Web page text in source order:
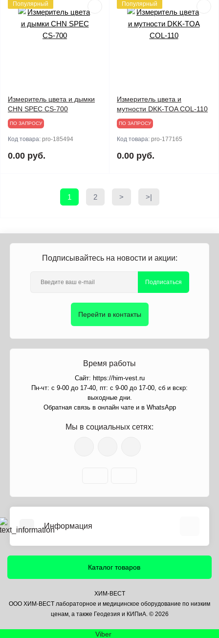
Популярный
Измеритель цвета и дымки
CHN SPEC CS-700
ПО ЗАПРОСУ
Код товара: pro-185494
0.00 руб.
Популярный
Измеритель цвета и
мутности DKK-TOA COL-110
ПО ЗАПРОСУ
Код товара: pro-177165
0.00 руб.
1 2 > >|
Подписывайтесь на новости и акции:
Подписаться
Перейти в контакты
Время работы
Сайт: https://him-vest.ru
Пн-чт: с 9-00 до 17-40, пт: с 9-00 до 17-00, сб и вскр:
выходные дни.
Обратная связь в онлайн чате и в WhatsApp
Мы в социальных сетях:
Информация
Информация о доставке
Политика безопасности
Контакты
Каталог товаров
ХИМ-ВЕСТ
ООО ХИМ-ВЕСТ лабораторное и медицинское оборудование по низким
ценам, а также Геодезия и КИПиА. © 2026
Viber